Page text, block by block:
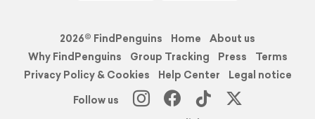
2026© FindPenguins Home
About us
Why FindPenguins
Group Tracking Press
Terms
Privacy Policy & Cookies
Help Center
Legal notice
Follow us